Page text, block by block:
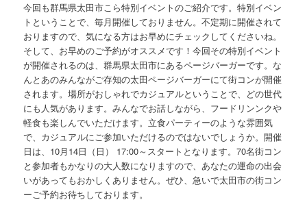
今回も群馬県太田市こら特別イベントのご紹介です。特別イベン
トということで、毎月開催しておりません。不定期に開催されて
おりますので、気になる方はお早めにチェックしてくださいね。
そして、お早めのご予約がオススメです！今回その特別イベント
が開催されるのは、群馬県太田市にあるページバーガーです。な
んとあのみんながご存知の太田ページバーガーにて街コンが開催
されます。場所がおしゃれでカジュアルということで、どの世代
にも人気があります。みんなでお話しながら、フードリンンクや
軽食も楽しんでいただけます。立食パーティーのような雰囲気
で、カジュアルにご参加いただけるのではないでしょうか。開催
日は、10月14日（日） 17:00～スタートとなります。70名街コン
と参加者もかなりの大人数になりますので、あなたの運命の出会
いがあってもおかしくありません。ぜひ、急いで太田市の街コン
ーご予約お待ちしております。